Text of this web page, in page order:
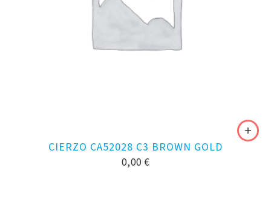
CIERZO CA52028 C3 BROWN GOLD
0,00 €